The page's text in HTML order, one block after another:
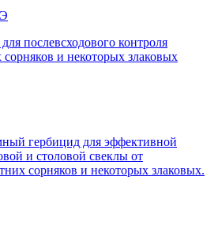
послевсходового контроля
и некоторых злаковых
гербицид для эффективной
и столовой свеклы от
сорняков и некоторых злаковых.